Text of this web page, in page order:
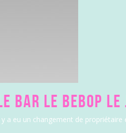
BAR LE BEBOP
a eu un changement de